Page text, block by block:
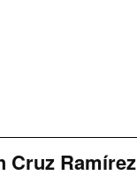
Cruz Ramírez